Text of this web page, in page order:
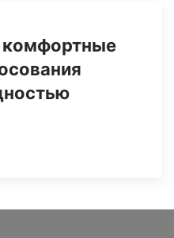
комфортные